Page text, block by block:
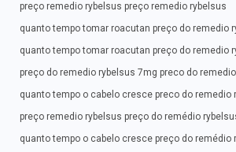
preço remedio rybelsus preço remedio rybelsus
quanto tempo tomar roacutan preço do remedio
quanto tempo tomar roacutan preço do remedio
preço do remedio rybelsus 7mg preco do
quanto tempo o cabelo cresce preco do remedio
preço remedio rybelsus preço do remédio
quanto tempo o cabelo cresce preço do remédio